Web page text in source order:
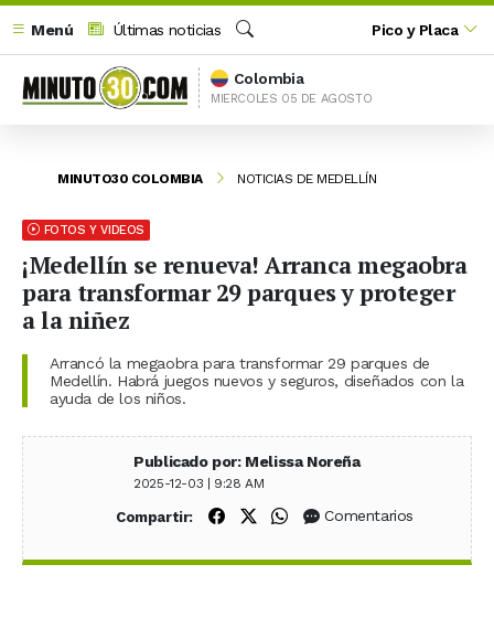
Menú
Últimas noticias
Buscar
Pico y Placa
Colombia
MIERCOLES 05 DE AGOSTO
MINUTO30 COLOMBIA NOTICIAS DE MEDELLÍN
FOTOS Y VIDEOS
¡Medellín se renueva! Arranca megaobra
para transformar 29 parques y proteger
a la niñez
Arrancó la megaobra para transformar 29 parques de
Medellín. Habrá juegos nuevos y seguros, diseñados con la
ayuda de los niños.
Publicado por: Melissa Noreña
2025-12-03 | 9:28 AM
Compartir: Compartir en Facebook
Compartir en X (Twitter)
Compartir en WhatsApp
Comentarios